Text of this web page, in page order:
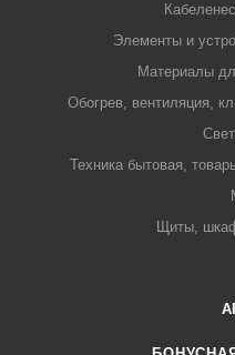
Элементы и
Материалы
Обогрев, вентиляция,
Техника бытовая,
Щиты,